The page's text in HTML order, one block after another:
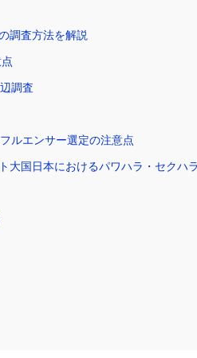
調査方法を解説
調査
ルエンサー選定の注意点
国日本におけるパワハラ・セクハ